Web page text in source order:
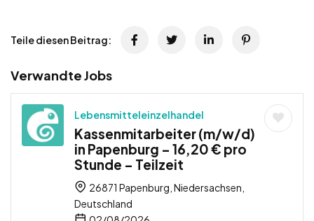
Teile diesen Beitrag:
Verwandte Jobs
Lebensmitteleinzelhandel
Kassenmitarbeiter (m/w/d)
in Papenburg – 16,20 € pro
Stunde – Teilzeit
26871 Papenburg, Niedersachsen,
Deutschland